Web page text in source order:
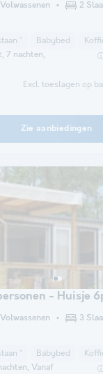
2
* Babybed
7 nachten,
Excl. toeslagen op
Zie aanbiedingen
- Huisje
3
* Babybed
Vanaf